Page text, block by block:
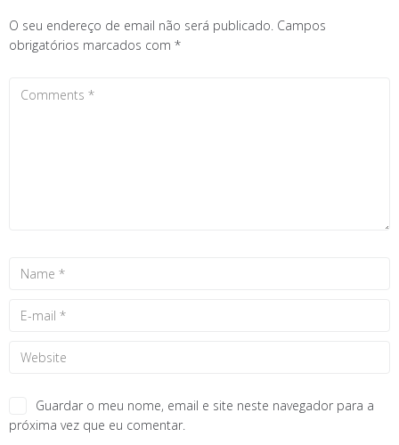
O seu endereço de email não será publicado. Campos
obrigatórios marcados com *
Guardar o meu nome, email e site neste navegador para a
próxima vez que eu comentar.